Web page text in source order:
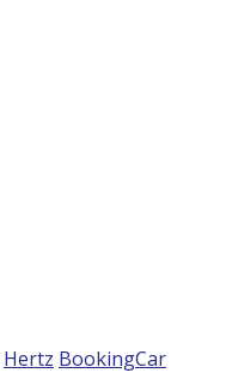
Hertz BookingCar